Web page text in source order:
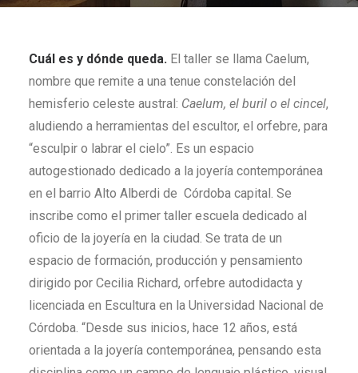
Cuál es y dónde queda. El taller se llama Caelum,
nombre que remite a una tenue constelación del
hemisferio celeste austral: Caelum, el buril o el cincel,
aludiendo a herramientas del escultor, el orfebre, para
“esculpir o labrar el cielo”. Es un espacio
autogestionado dedicado a la joyería contemporánea
en el barrio Alto Alberdi de Córdoba capital. Se
inscribe como el primer taller escuela dedicado al
oficio de la joyería en la ciudad. Se trata de un
espacio de formación, producción y pensamiento
dirigido por Cecilia Richard, orfebre autodidacta y
licenciada en Escultura en la Universidad Nacional de
Córdoba. “Desde sus inicios, hace 12 años, está
orientada a la joyería contemporánea, pensando esta